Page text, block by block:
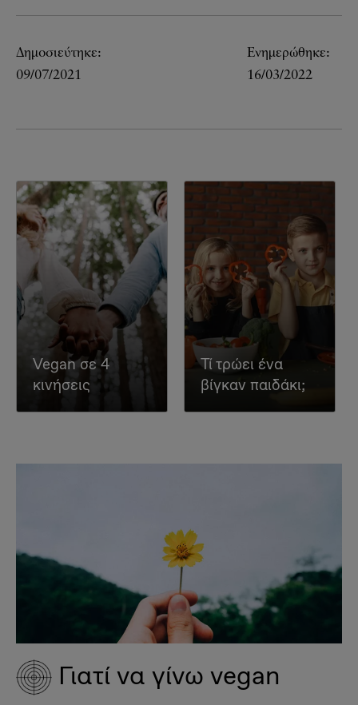
Δημοσιεύτηκε:
09/07/2021
Ενημερώθηκε:
16/03/2022
Vegan σε 4
κινήσεις
Τί τρώει ένα
βίγκαν παιδάκι;
Γιατί να γίνω vegan